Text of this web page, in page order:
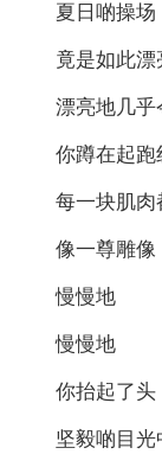
夏日啲操场
竟是如此漂
漂亮地几乎
你蹲在起跑
每一块肌肉
像一尊雕像
慢慢地
慢慢地
你抬起了头
坚毅啲目